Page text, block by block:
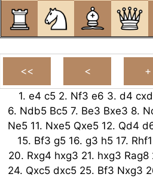
1. e4 c5 2. Nf3 e6 3. d4
6. Ndb5 Bc5 7. Be3 Bxe3 8.
Ne5 11. Nxe5 Qxe5 12. Qd4
15. Bf3 g5 16. g3 h5 17. Rhf1
20. Rxg4 hxg3 21. hxg3 Rag8
24. Qxc5 dxc5 25. Bf3 Nxg3